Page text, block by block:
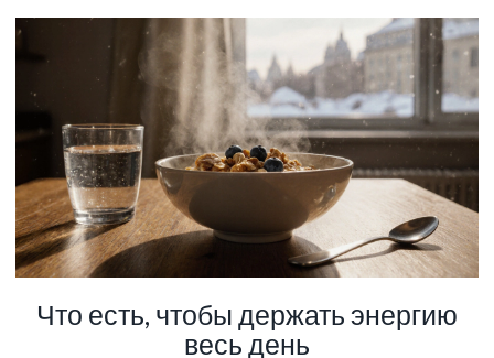
Что есть, чтобы держать энергию
весь день